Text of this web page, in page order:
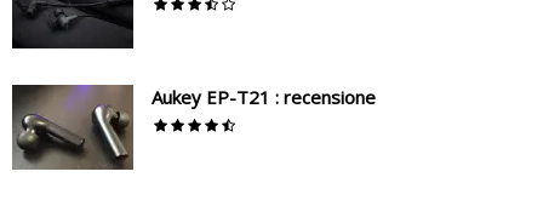
Aukey EP-T21 : recensione